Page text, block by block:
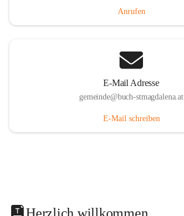
Anrufen
E-Mail Adresse
gemeinde@buch-stmagdalena.at
E-Mail schreiben
Herzlich willkommen